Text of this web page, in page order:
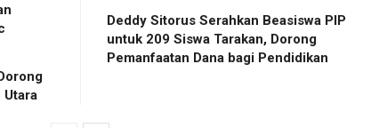
Utara
Deddy Sitorus Serahkan Beasiswa PIP
untuk 209 Siswa Tarakan, Dorong
Pemanfaatan Dana bagi Pendidikan